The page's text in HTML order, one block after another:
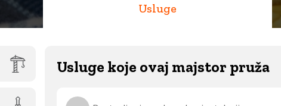
Usluge
Usluge koje ovaj majstor pruža